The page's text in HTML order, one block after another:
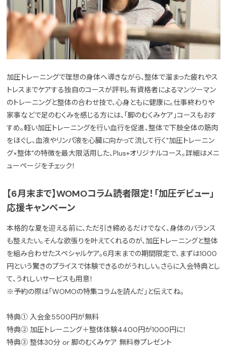
加圧トレーニングで理想の身体へ導きながら、整体で溜まった疲れやス
トレスまでケアする独自のコースが評判。有資格者によるマンツーマン
のトレーニングと整体の合わせ技で、心身ともに健康に。仕事終わりや
家事などで足のむくみを感じる方には、「脚のむくみケア」コースもおす
すめ。軽い加圧トレーニングを行い血行を促進、整体で下肢全体の筋肉
をほぐし、血液やリンパ液を心臓に向かって流して行く"加圧トレーニン
グ×整体"の特徴を最大限活用した、Plus+オリジナルコース。詳細はメニ
ューページをチェック！
【6月末まで】WOMOコラム読者限定！「加圧デビュー」
応援キャンペーン
本格的な夏を迎える前に、ただ引き締めるだけでなく、身体のバランス
も整えたい。そんな欲張りを叶えてくれるのが、加圧トレーニングと整体
を組み合わせたスペシャルケア。6月末までの期間限定で、まずは1000
円という驚きのプライスで体験できるのがうれしい。さらに入会特典とし
て、うれしいサービスも用意！
※予約の際は「WOMOの特集コラムを読んだ」と伝えてね。
特典① 入会金5500円が無料
特典② 加圧トレーニング＋整体体験4400円が1000円に！
特典③ 整体30分 or 脚のむくみケア 無料券プレゼント